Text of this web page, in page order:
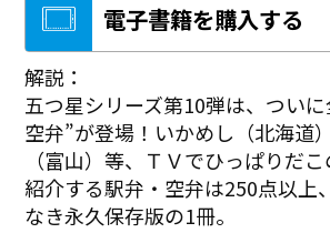
電子書籍を購入する
解説：
五つ星シリーズ第10弾は、ついに
空弁”が登場！いかめし（北海道
（富山）等、ＴＶでひっぱりだ
紹介する駅弁・空弁は250点以上
なき永久保存版の1冊。